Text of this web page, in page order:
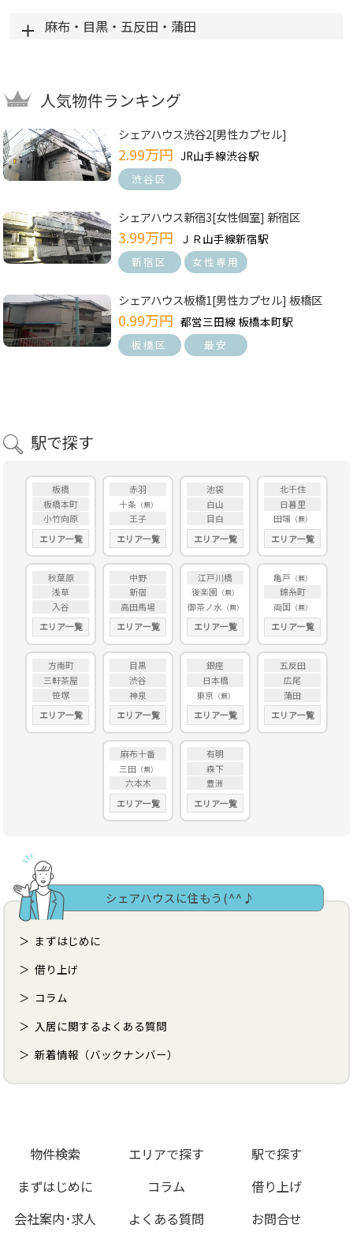
麻布・目黒・五反田・蒲田
人気物件ランキング
シェアハウス渋谷2[男性カプセル]
2.99万円 JR山手線渋谷駅
渋谷区
シェアハウス新宿3[女性個室] 新宿区
3.99万円 ＪＲ山手線新宿駅
新宿区 女性専用
シェアハウス板橋1[男性カプセル] 板橋区
0.99万円 都営三田線 板橋本町駅
板橋区 最安
駅で探す
板橋
板橋本町
小竹向原
エリア一覧
赤羽
十条
王子
エリア一覧
池袋
白山
目白
エリア一覧
北千住
日暮里
田端
エリア一覧
秋葉原
浅草
入谷
エリア一覧
中野
新宿
高田馬場
エリア一覧
江戸川橋
後楽園
御茶ノ水
エリア一覧
亀戸
錦糸町
両国
エリア一覧
方南町
三軒茶屋
笹塚
エリア一覧
目黒
渋谷
神泉
エリア一覧
銀座
日本橋
東京
エリア一覧
五反田
広尾
蒲田
エリア一覧
麻布十番
三田
六本木
エリア一覧
有明
森下
豊洲
エリア一覧
シェアハウスに住もう(^^♪
まずはじめに
借り上げ
コラム
入居に関するよくある質問
新着情報（バックナンバー）
物件検索 エリアで探す
駅で探す
まずはじめに
コラム
借り上げ
会社案内･求人
よくある質問 お問合せ